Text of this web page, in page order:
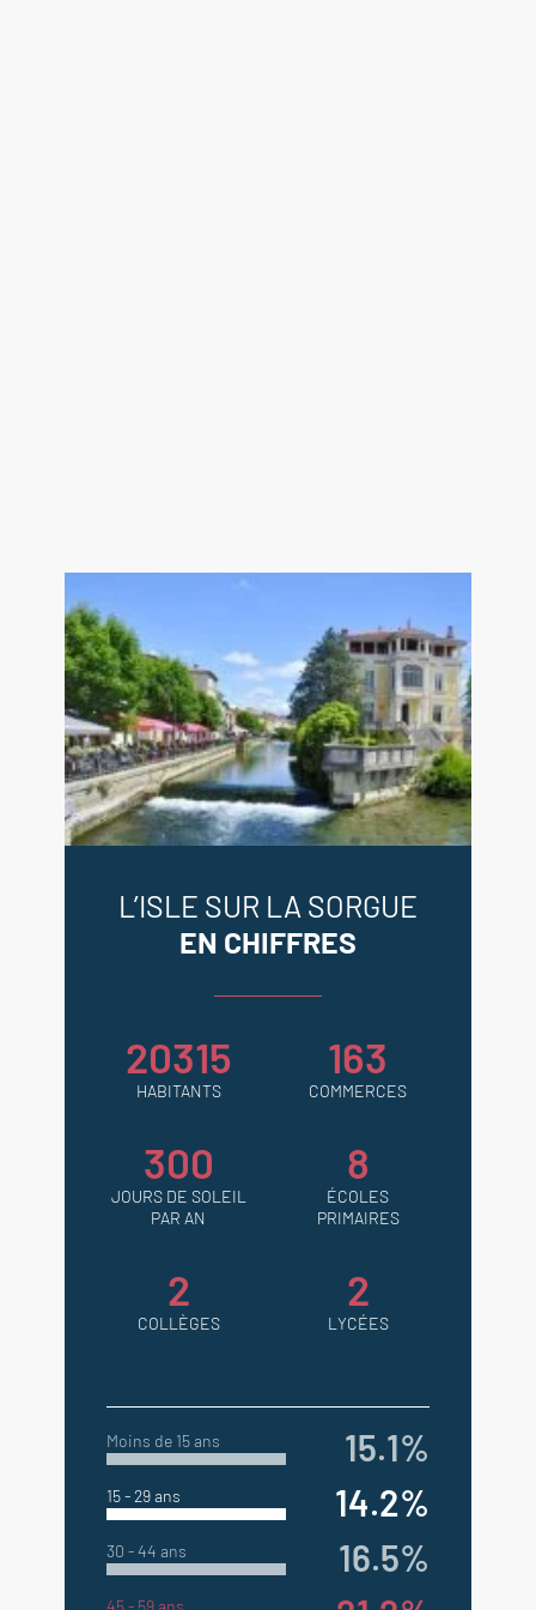
L’ISLE SUR LA SORGUE
EN CHIFFRES
20315
HABITANTS
163
COMMERCES
300
JOURS DE SOLEIL
PAR AN
8
ÉCOLES
PRIMAIRES
2
COLLÈGES
2
LYCÉES
Moins de 15 ans 15.1%
15 - 29 ans 14.2%
30 - 44 ans 16.5%
45 - 59 ans